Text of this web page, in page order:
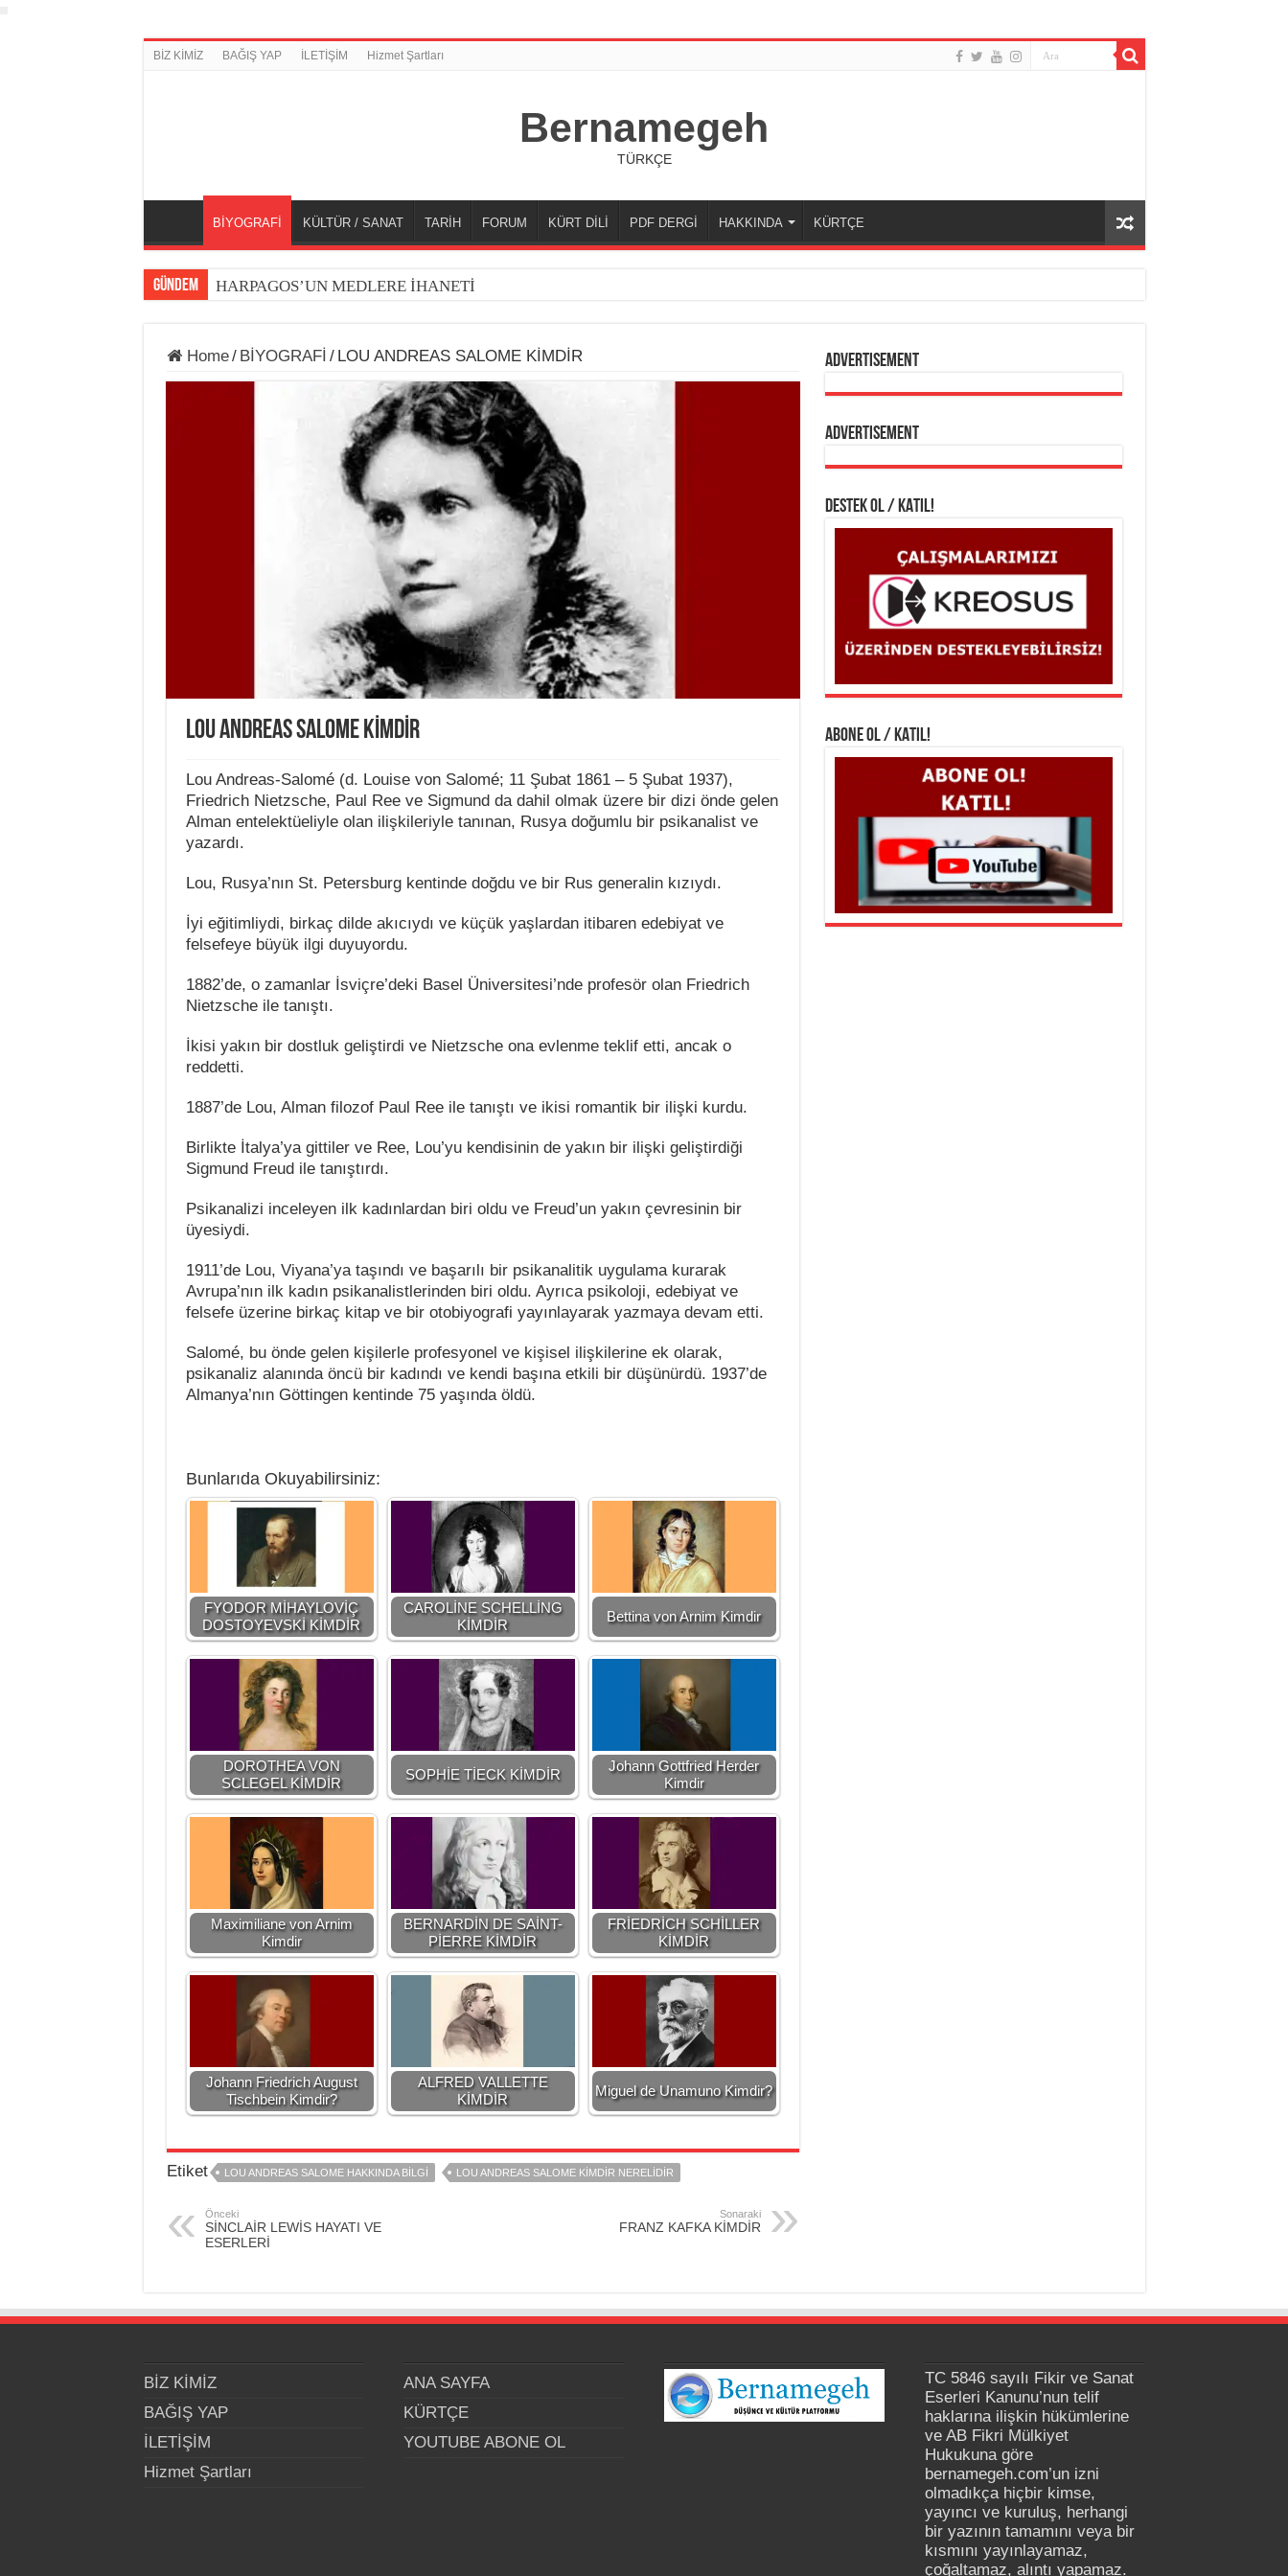
BİZ KİMİZ BAĞIŞ YAP İLETİŞİM Hizmet Şartları
Bernamegeh
TÜRKÇE
BİYOGRAFİ KÜLTÜR / SANAT TARİH FORUM KÜRT DİLİ PDF DERGİ HAKKINDA KÜRTÇE
GÜNDEM HARPAGOS’UN MEDLERE İHANETİ
Home/ BİYOGRAFİ / LOU ANDREAS SALOME KİMDİR
LOU ANDREAS SALOME KİMDİR
Lou Andreas-Salomé (d. Louise von Salomé; 11 Şubat 1861 – 5 Şubat 1937),
Friedrich Nietzsche, Paul Ree ve Sigmund da dahil olmak üzere bir dizi önde gelen
Alman entelektüeliyle olan ilişkileriyle tanınan, Rusya doğumlu bir psikanalist ve
yazardı.
Lou, Rusya’nın St. Petersburg kentinde doğdu ve bir Rus generalin kızıydı.
İyi eğitimliydi, birkaç dilde akıcıydı ve küçük yaşlardan itibaren edebiyat ve
felsefeye büyük ilgi duyuyordu.
1882’de, o zamanlar İsviçre’deki Basel Üniversitesi’nde profesör olan Friedrich
Nietzsche ile tanıştı.
İkisi yakın bir dostluk geliştirdi ve Nietzsche ona evlenme teklif etti, ancak o
reddetti.
1887’de Lou, Alman filozof Paul Ree ile tanıştı ve ikisi romantik bir ilişki kurdu.
Birlikte İtalya’ya gittiler ve Ree, Lou’yu kendisinin de yakın bir ilişki geliştirdiği
Sigmund Freud ile tanıştırdı.
Psikanalizi inceleyen ilk kadınlardan biri oldu ve Freud’un yakın çevresinin bir
üyesiydi.
1911’de Lou, Viyana’ya taşındı ve başarılı bir psikanalitik uygulama kurarak
Avrupa’nın ilk kadın psikanalistlerinden biri oldu. Ayrıca psikoloji, edebiyat ve
felsefe üzerine birkaç kitap ve bir otobiyografi yayınlayarak yazmaya devam etti.
Salomé, bu önde gelen kişilerle profesyonel ve kişisel ilişkilerine ek olarak,
psikanaliz alanında öncü bir kadındı ve kendi başına etkili bir düşünürdü. 1937’de
Almanya’nın Göttingen kentinde 75 yaşında öldü.
Bunlarıda Okuyabilirsiniz:
FYODOR MİHAYLOVİÇ
DOSTOYEVSKİ KİMDİR
CAROLİNE SCHELLİNG
KİMDİR
Bettina von Arnim Kimdir
DOROTHEA VON
SCLEGEL KİMDİR
SOPHİE TİECK KİMDİR
Johann Gottfried Herder
Kimdir
Maximiliane von Arnim
Kimdir
BERNARDİN DE SAİNT-
PİERRE KİMDİR
FRİEDRİCH SCHİLLER
KİMDİR
Johann Friedrich August
Tischbein Kimdir?
ALFRED VALLETTE
KİMDİR
Miguel de Unamuno Kimdir?
Etiket LOU ANDREAS SALOME HAKKINDA BİLGİ LOU ANDREAS SALOME KİMDİR NERELİDİR
Önceki
SİNCLAİR LEWİS HAYATI VE
ESERLERİ
Sonaraki
FRANZ KAFKA KİMDİR
Advertisement
Advertisement
DESTEK OL / KATIL!
ABONE OL / KATIL!
BİZ KİMİZ
BAĞIŞ YAP
İLETİŞİM
Hizmet Şartları
ANA SAYFA
KÜRTÇE
YOUTUBE ABONE OL
TC 5846 sayılı Fikir ve Sanat
Eserleri Kanunu’nun telif
haklarına ilişkin hükümlerine
ve AB Fikri Mülkiyet
Hukukuna göre
bernamegeh.com’un izni
olmadıkça hiçbir kimse,
yayıncı ve kuruluş, herhangi
bir yazının tamamını veya bir
kısmını yayınlayamaz,
çoğaltamaz, alıntı yapamaz.